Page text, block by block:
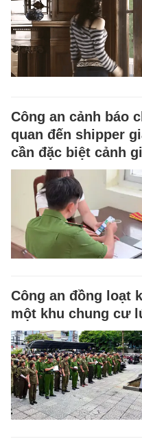
Công an cảnh báo
quan đến shipper
cần đặc biệt cảnh
Công an đồng loạt
một khu chung cư